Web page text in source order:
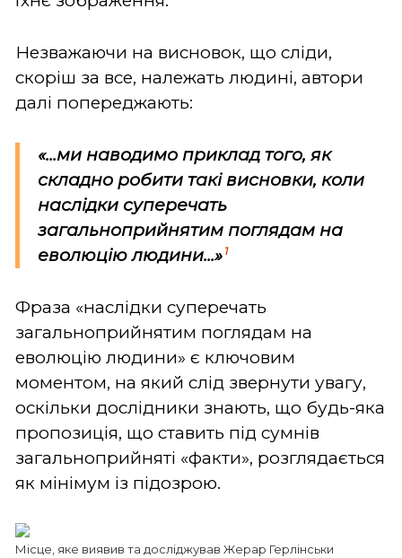
Незважаючи на висновок, що сліди,
скоріш за все, належать людині, автори
далі попереджають:
«...ми наводимо приклад того, як
складно робити такі висновки, коли
наслідки суперечать
загальноприйнятим поглядам на
еволюцію людини...» 1
Фраза «наслідки суперечать
загальноприйнятим поглядам на
еволюцію людини» є ключовим
моментом, на який слід звернути увагу,
оскільки дослідники знають, що будь-яка
пропозиція, що ставить під сумнів
загальноприйняті «факти», розглядається
як мінімум із підозрою.
Місце, яке виявив та досліджував Жерар Герлінськи